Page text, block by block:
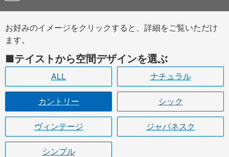
お好みのイメージをクリックすると、詳細をご覧いただけ
ます。
テイストから空間デザインを選ぶ
ALL ナチュラル
カントリー シック
ヴィンテージ ジャパネスク
シンプル